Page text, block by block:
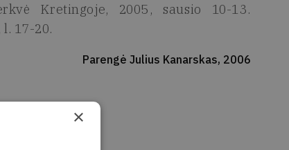
Kretingoje, 2005, sausio 10-13.
17-20.
Parengė Julius Kanarskas, 2006
×